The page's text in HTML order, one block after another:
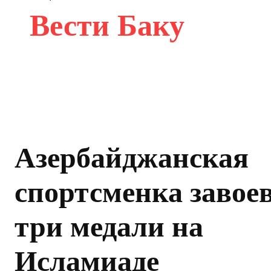
Вести Баку
Азербайджанская
спортсменка
три медали на
Исламиаде